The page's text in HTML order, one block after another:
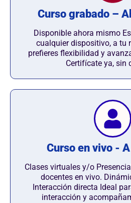
Curso grabado –
Disponible ahora mismo
cualquier dispositivo, a tu
prefieres flexibilidad y
Certifícate ya, sin
Curso en vivo -
Clases virtuales y/o
docentes en vivo.
Interacción directa Ideal
interacción y